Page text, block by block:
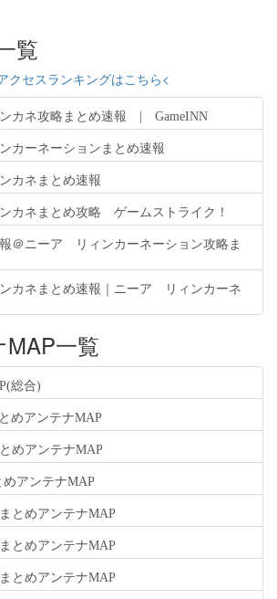
覧
クセスランキングはこちら<
カネ攻略まとめ速報 | GameINN
ーネーションまとめ速報
ネまとめ速報
ネまとめ攻略 ゲームストライク！
＠ニーア リィンカーネーション攻略ま
ネまとめ速報｜ニーア リィンカーネ
一覧
総合)
めアンテナMAP
めアンテナMAP
アンテナMAP
とめアンテナMAP
とめアンテナMAP
とめアンテナMAP